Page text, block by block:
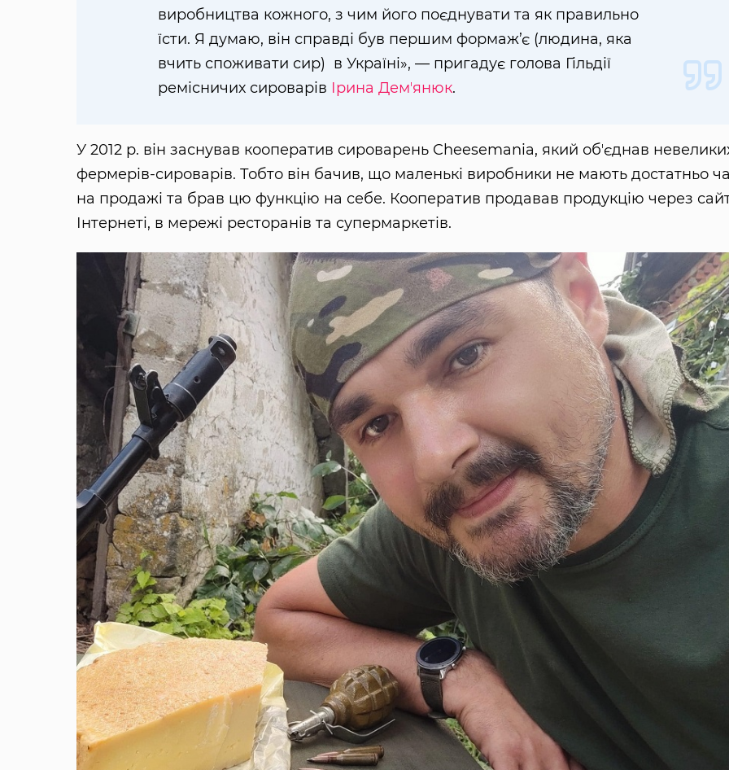
виробництва кожного, з чим його поєднувати та як правильно
їсти. Я думаю, він справді був першим формаж’є (людина, яка
вчить споживати сир) в Україні», — пригадує голова Гільдії
ремісничих сироварів Ірина Демʼянюк.
У 2012 р. він заснував кооператив сироварень Cheesemania, який обʼєднав
фермерів-сироварів. Тобто він бачив, що маленькі виробники не мають достатньо
на продажі та брав цю функцію на себе. Кооператив продавав продукцію через
Інтернеті, в мережі ресторанів та супермаркетів.